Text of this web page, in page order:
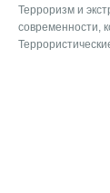
Терроризм и
современности,